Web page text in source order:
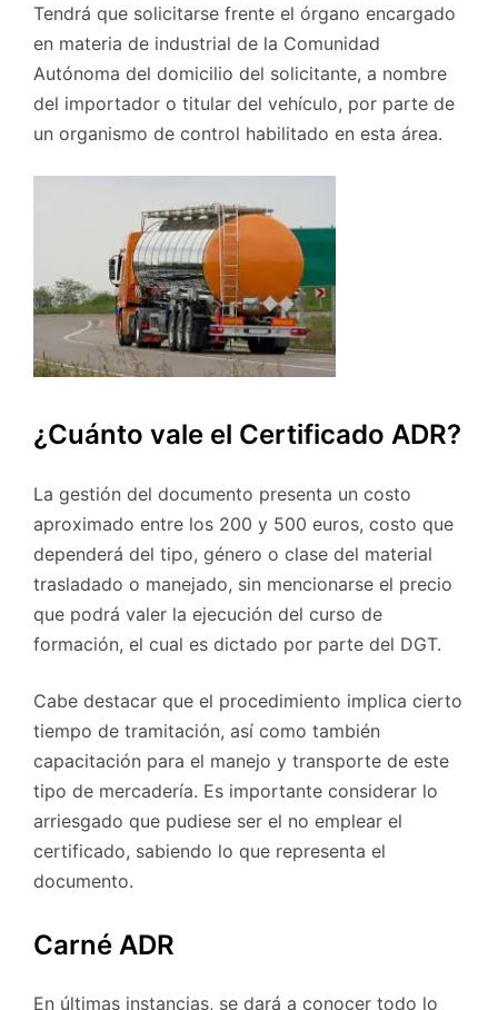
Tendrá que solicitarse frente el órgano encargado
en materia de industrial de la Comunidad
Autónoma del domicilio del solicitante, a nombre
del importador o titular del vehículo, por parte de
un organismo de control habilitado en esta área.
¿Cuánto vale el Certificado ADR?
La gestión del documento presenta un costo
aproximado entre los 200 y 500 euros, costo que
dependerá del tipo, género o clase del material
trasladado o manejado, sin mencionarse el precio
que podrá valer la ejecución del curso de
formación, el cual es dictado por parte del DGT.
Cabe destacar que el procedimiento implica cierto
tiempo de tramitación, así como también
capacitación para el manejo y transporte de este
tipo de mercadería. Es importante considerar lo
arriesgado que pudiese ser el no emplear el
certificado, sabiendo lo que representa el
documento.
Carné ADR
En últimas instancias, se dará a conocer todo lo